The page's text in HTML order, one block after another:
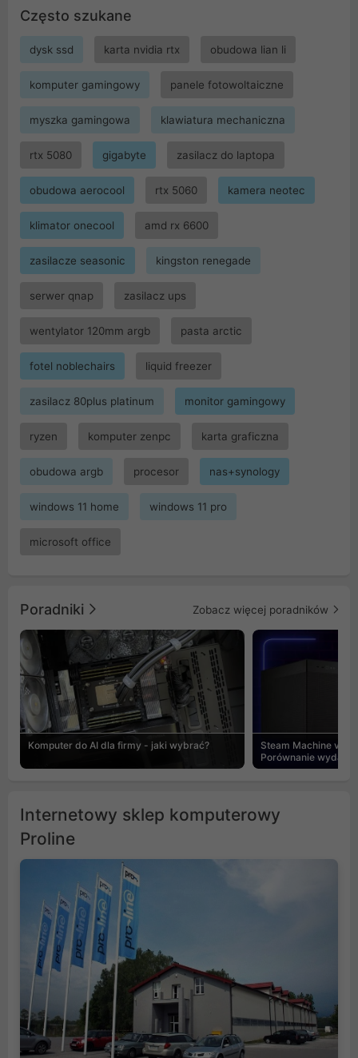
Często szukane
dysk ssd karta nvidia rtx obudowa lian li
komputer gamingowy panele fotowoltaiczne
myszka gamingowa klawiatura mechaniczna
rtx 5080 gigabyte zasilacz do laptopa
obudowa aerocool rtx 5060 kamera neotec
klimator onecool amd rx 6600
zasilacze seasonic kingston renegade
serwer qnap zasilacz ups
wentylator 120mm argb pasta arctic
fotel noblechairs liquid freezer
zasilacz 80plus platinum monitor gamingowy
ryzen komputer zenpc karta graficzna
obudowa argb procesor nas+synology
windows 11 home windows 11 pro
microsoft office
Poradniki Zobacz więcej poradników
Komputer do AI dla firmy - jaki wybrać?
Steam Machine vs
Porównanie
Internetowy sklep komputerowy
Proline